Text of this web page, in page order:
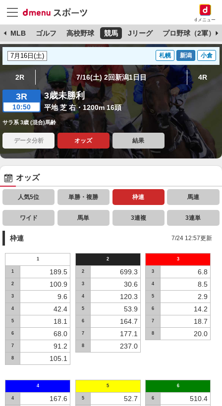
dメニュー
MLB ゴルフ 高校野球 競馬 Jリーグ プロ野球（2軍）
札幌 新潟 小倉
2R 7/16(土) 2回新潟1日目 4R
3R
10:50
3歳未勝利
平地 芝 右・1200m 16頭
サラ系 3歳 (混合)馬齢
データ分析 オッズ 結果
オッズ
人気5位 単勝・複勝 枠連 馬連
ワイド 馬単 3連複 3連単
枠連 7/24 12:57更新
1
1 189.5
2 100.9
3 9.6
4 42.4
5 18.1
6 68.0
7 91.2
8 105.1
2
2 699.3
3 30.6
4 120.3
5 53.9
6 164.7
7 177.1
8 237.0
3
3 6.8
4 8.5
5 2.9
6 14.2
7 18.7
8 20.0
4
4 167.6
5
5 52.7
6
6 510.4